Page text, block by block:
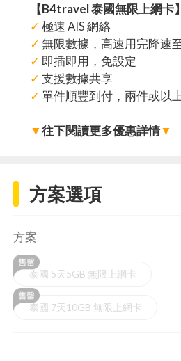
【B4travel 泰國無限上網卡】
✓ 極速 AIS 網絡
✓ 無限數據，高速用完降速
✓ 即插即用，免設定
✓ 支援數據共享
✓ 單件順豐到付，兩件或以
▼往下閱讀更多優惠詳情▼
方案選項
方案
泰國 5天5GB 無限上網卡
泰國 7天10GB 無限上網卡